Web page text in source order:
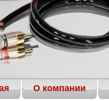
О компании